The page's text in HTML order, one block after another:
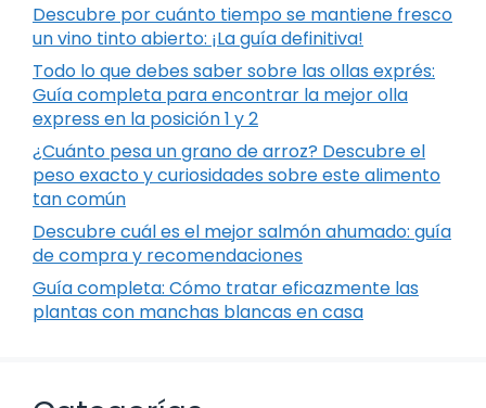
Descubre por cuánto tiempo se mantiene fresco
un vino tinto abierto: ¡La guía definitiva!
Todo lo que debes saber sobre las ollas exprés:
Guía completa para encontrar la mejor olla
express en la posición 1 y 2
¿Cuánto pesa un grano de arroz? Descubre el
peso exacto y curiosidades sobre este alimento
tan común
Descubre cuál es el mejor salmón ahumado: guía
de compra y recomendaciones
Guía completa: Cómo tratar eficazmente las
plantas con manchas blancas en casa